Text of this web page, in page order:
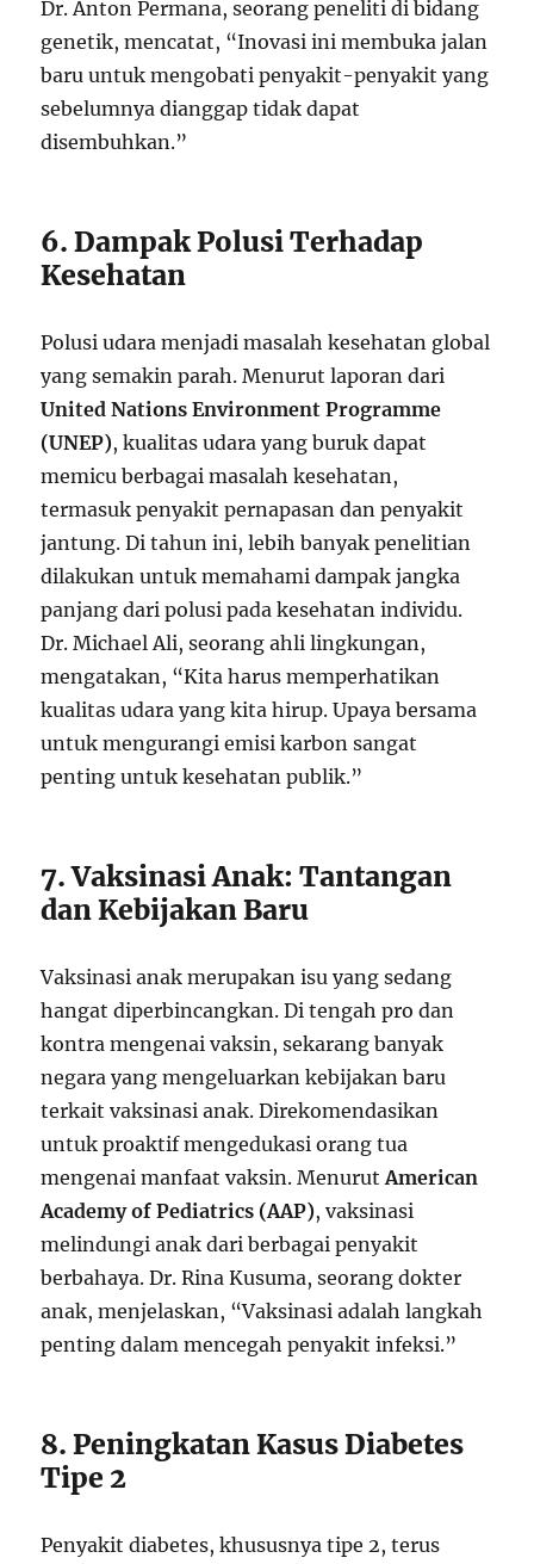
Dr. Anton Permana, seorang peneliti di bidang
genetik, mencatat, “Inovasi ini membuka jalan
baru untuk mengobati penyakit-penyakit yang
sebelumnya dianggap tidak dapat
disembuhkan.”
6. Dampak Polusi Terhadap
Kesehatan
Polusi udara menjadi masalah kesehatan global
yang semakin parah. Menurut laporan dari
United Nations Environment Programme
(UNEP), kualitas udara yang buruk dapat
memicu berbagai masalah kesehatan,
termasuk penyakit pernapasan dan penyakit
jantung. Di tahun ini, lebih banyak penelitian
dilakukan untuk memahami dampak jangka
panjang dari polusi pada kesehatan individu.
Dr. Michael Ali, seorang ahli lingkungan,
mengatakan, “Kita harus memperhatikan
kualitas udara yang kita hirup. Upaya bersama
untuk mengurangi emisi karbon sangat
penting untuk kesehatan publik.”
7. Vaksinasi Anak: Tantangan
dan Kebijakan Baru
Vaksinasi anak merupakan isu yang sedang
hangat diperbincangkan. Di tengah pro dan
kontra mengenai vaksin, sekarang banyak
negara yang mengeluarkan kebijakan baru
terkait vaksinasi anak. Direkomendasikan
untuk proaktif mengedukasi orang tua
mengenai manfaat vaksin. MenurutAmerican
Academy of Pediatrics (AAP), vaksinasi
melindungi anak dari berbagai penyakit
berbahaya. Dr. Rina Kusuma, seorang dokter
anak, menjelaskan, “Vaksinasi adalah langkah
penting dalam mencegah penyakit infeksi.”
8. Peningkatan Kasus Diabetes
Tipe 2
Penyakit diabetes, khususnya tipe 2, terus